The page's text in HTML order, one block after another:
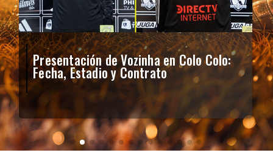
Presentación de Vozinha en Colo Colo:
Fecha, Estadio y Contrato